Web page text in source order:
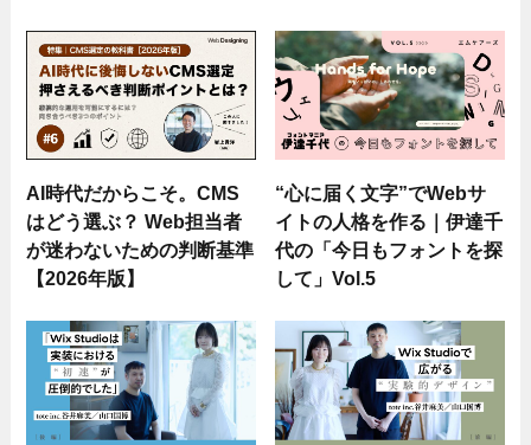
AI時代だからこそ。CMS
はどう選ぶ？ Web担当者
が迷わないための判断基準
【2026年版】
“心に届く文字”でWebサ
イトの人格を作る｜伊達千
代の「今日もフォントを探
して」Vol.5